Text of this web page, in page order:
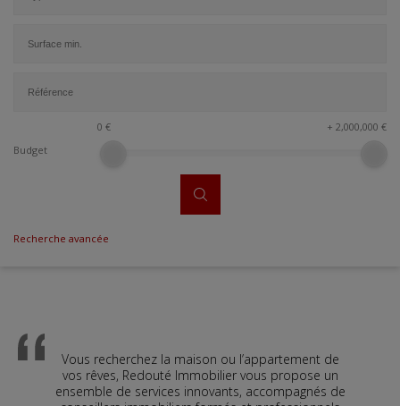
Budget
0 € + 2,000,000 €
Recherche avancée
Vous recherchez la maison ou l’appartement de
vos rêves, Redouté Immobilier vous propose un
ensemble de services innovants, accompagnés de